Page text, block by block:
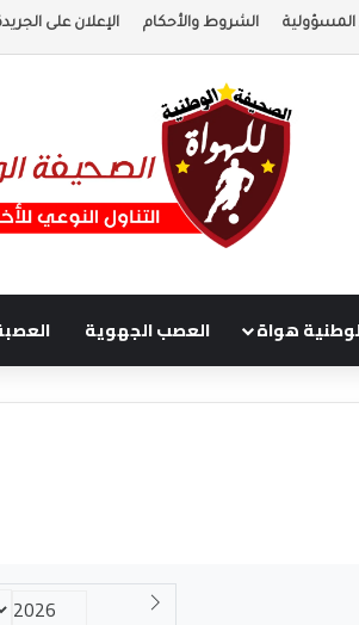
المسؤولية الشروط والأحكام الإعلان على
هواة العصب الجهوية